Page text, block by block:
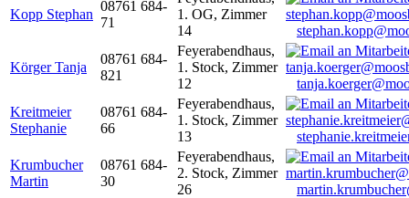
Kopp Stephan
08761 684-
71
1. OG, Zimmer
14
Körger Tanja
08761 684-
821
Feyerabendhaus,
1. Stock, Zimmer
12
Kreitmeier
Stephanie
08761 684-
66
Feyerabendhaus,
1. Stock, Zimmer
13
Krumbucher
Martin
08761 684-
30
Feyerabendhaus,
2. Stock, Zimmer
26